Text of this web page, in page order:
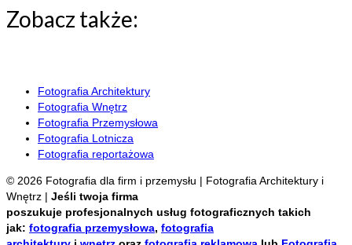
Zobacz także:
Fotografia Architektury
Fotografia Wnętrz
Fotografia Przemysłowa
Fotografia Lotnicza
Fotografia reportażowa
© 2026 Fotografia dla firm i przemysłu | Fotografia Architektury i
Wnętrz | Jeśli twoja firma
poszukuje profesjonalnych usług fotograficznych takich
jak: fotografia przemysłowa, fotografia